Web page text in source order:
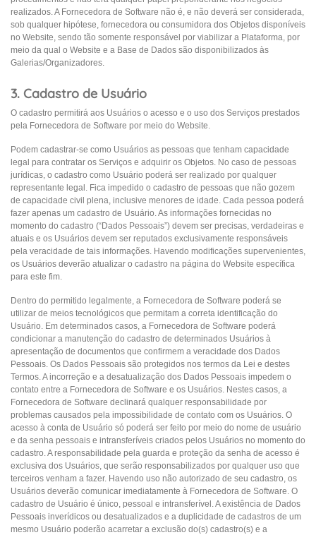
realizados. A Fornecedora de Software não é, e não deverá ser considerada,
sob qualquer hipótese, fornecedora ou consumidora dos Objetos disponíveis
no Website, sendo tão somente responsável por viabilizar a Plataforma, por
meio da qual o Website e a Base de Dados são disponibilizados às
Galerias/Organizadores.
3. Cadastro de Usuário
O cadastro permitirá aos Usuários o acesso e o uso dos Serviços prestados
pela Fornecedora de Software por meio do Website.
Podem cadastrar-se como Usuários as pessoas que tenham capacidade
legal para contratar os Serviços e adquirir os Objetos. No caso de pessoas
jurídicas, o cadastro como Usuário poderá ser realizado por qualquer
representante legal. Fica impedido o cadastro de pessoas que não gozem
de capacidade civil plena, inclusive menores de idade. Cada pessoa poderá
fazer apenas um cadastro de Usuário. As informações fornecidas no
momento do cadastro (“Dados Pessoais”) devem ser precisas, verdadeiras e
atuais e os Usuários devem ser reputados exclusivamente responsáveis
pela veracidade de tais informações. Havendo modificações supervenientes,
os Usuários deverão atualizar o cadastro na página do Website específica
para este fim.
Dentro do permitido legalmente, a Fornecedora de Software poderá se
utilizar de meios tecnológicos que permitam a correta identificação do
Usuário. Em determinados casos, a Fornecedora de Software poderá
condicionar a manutenção do cadastro de determinados Usuários à
apresentação de documentos que confirmem a veracidade dos Dados
Pessoais. Os Dados Pessoais são protegidos nos termos da Lei e destes
Termos. A incorreção e a desatualização dos Dados Pessoais impedem o
contato entre a Fornecedora de Software e os Usuários. Nestes casos, a
Fornecedora de Software declinará qualquer responsabilidade por
problemas causados pela impossibilidade de contato com os Usuários. O
acesso à conta de Usuário só poderá ser feito por meio do nome de usuário
e da senha pessoais e intransferíveis criados pelos Usuários no momento do
cadastro. A responsabilidade pela guarda e proteção da senha de acesso é
exclusiva dos Usuários, que serão responsabilizados por qualquer uso que
terceiros venham a fazer. Havendo uso não autorizado de seu cadastro, os
Usuários deverão comunicar imediatamente à Fornecedora de Software. O
cadastro de Usuário é único, pessoal e intransferível. A existência de Dados
Pessoais inverídicos ou desatualizados e a duplicidade de cadastros de um
mesmo Usuário poderão acarretar a exclusão do(s) cadastro(s) e a